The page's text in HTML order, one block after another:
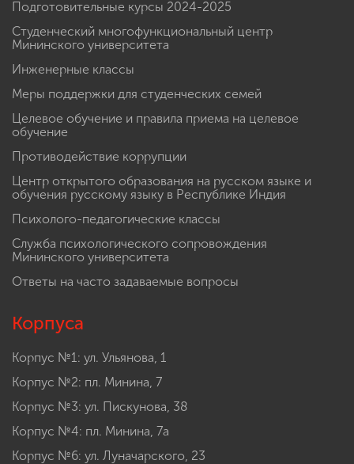
Подготовительные курсы 2024-2025
Студенческий многофункциональный центр
Мининского университета
Инженерные классы
Меры поддержки для студенческих семей
Целевое обучение и правила приема на целевое
обучение
Противодействие коррупции
Центр открытого образования на русском языке и
обучения русскому языку в Республике Индия
Психолого-педагогические классы
Служба психологического сопровождения
Мининского университета
Ответы на часто задаваемые вопросы
Корпуса
Корпус №1: ул. Ульянова, 1
Корпус №2: пл. Минина, 7
Корпус №3: ул. Пискунова, 38
Корпус №4: пл. Минина, 7а
Корпус №6: ул. Луначарского, 23